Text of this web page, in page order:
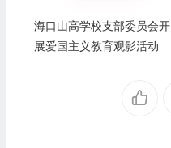
海口山高学校支部委员会开
展爱国主义教育观影活动